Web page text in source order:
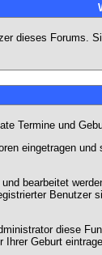
dieses Forums.
Termine und
eingetragen
bearbeitet
Benutzer
diese
Geburt